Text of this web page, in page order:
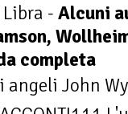
- Alcuni
completa
angeli John